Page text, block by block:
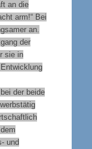
an die
arm!“ Bei
an.
der
sie in
der beide
und